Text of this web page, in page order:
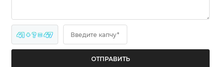
41 + ? = 47 Введите капчу*